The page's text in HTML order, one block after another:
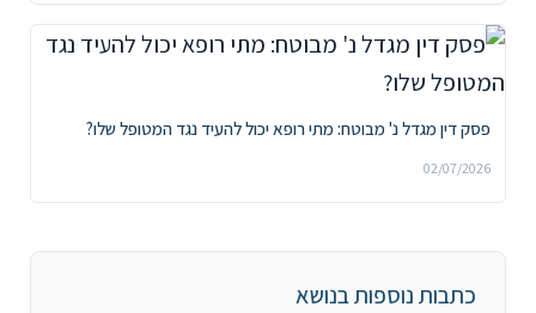
פסק דין מגדל נ' מבוטח: מתי רופא יכול להעיד נגד המטופל שלו?
02/07/2026
כתבות נוספות בנושא